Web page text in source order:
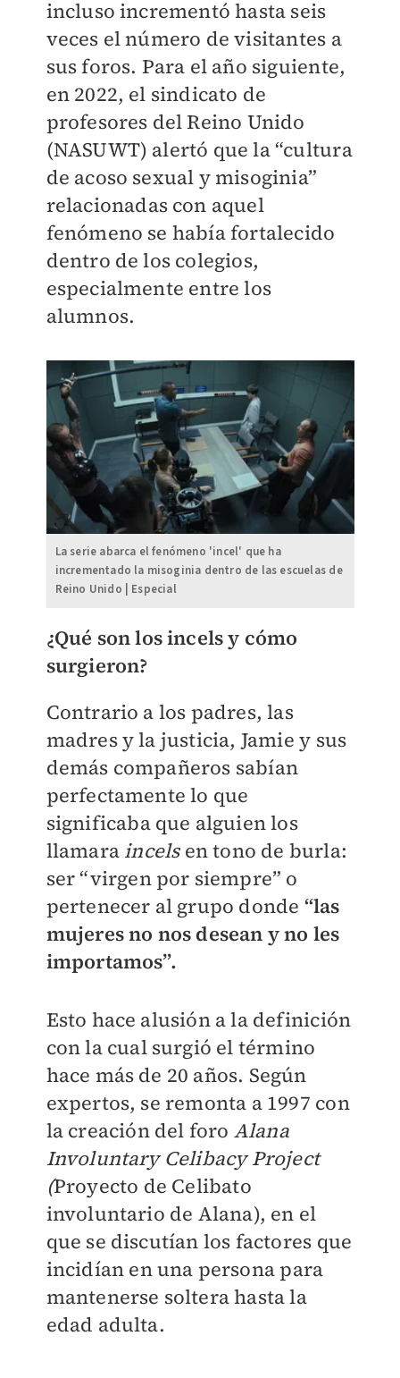
incluso incrementó hasta seis
veces el número de visitantes a
sus foros. Para el año siguiente,
en 2022, el sindicato de
profesores del Reino Unido
(NASUWT) alertó que la “cultura
de acoso sexual y misoginia”
relacionadas con aquel
fenómeno se había fortalecido
dentro de los colegios,
especialmente entre los
alumnos.
La serie abarca el fenómeno 'incel' que ha
incrementado la misoginia dentro de las escuelas de
Reino Unido | Especial
¿Qué son los incels y cómo
surgieron?
Contrario a los padres, las
madres y la justicia, Jamie y sus
demás compañeros sabían
perfectamente lo que
significaba que alguien los
llamara incels en tono de burla:
ser “virgen por siempre” o
pertenecer al grupo donde “las
mujeres no nos desean y no les
importamos”.
Esto hace alusión a la definición
con la cual surgió el término
hace más de 20 años. Según
expertos, se remonta a 1997 con
la creación del foro Alana
Involuntary Celibacy Project
(Proyecto de Celibato
involuntario de Alana), en el
que se discutían los factores que
incidían en una persona para
mantenerse soltera hasta la
edad adulta.